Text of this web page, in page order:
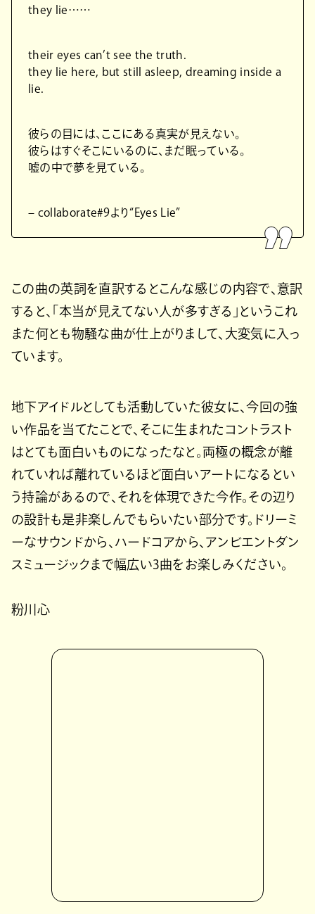
they lie……
their eyes can’t see the truth.
they lie here, but still asleep, dreaming inside a
lie.
彼らの目には、ここにある真実が見えない。
彼らはすぐそこにいるのに、まだ眠っている。
嘘の中で夢を見ている。
– collaborate#9より“Eyes Lie”
この曲の英詞を直訳するとこんな感じの内容で、意訳
すると、「本当が見えてない人が多すぎる」というこれ
また何とも物騒な曲が仕上がりまして、大変気に入っ
ています。
地下アイドルとしても活動していた彼女に、今回の強
い作品を当てたことで、そこに生まれたコントラスト
はとても面白いものになったなと。両極の概念が離
れていれば離れているほど面白いアートになるとい
う持論があるので、それを体現できた今作。その辺り
の設計も是非楽しんでもらいたい部分です。ドリーミ
ーなサウンドから、ハードコアから、アンビエントダン
スミュージックまで幅広い3曲をお楽しみください。
粉川心